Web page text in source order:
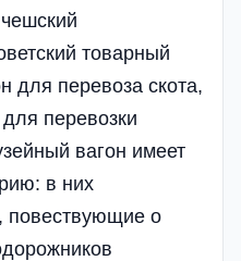
товарный
для перевоза скота,
перевозки
вагон имеет
в них
повествующие о